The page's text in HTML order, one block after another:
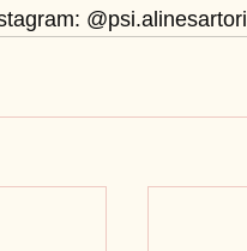
@psi.alinesartori